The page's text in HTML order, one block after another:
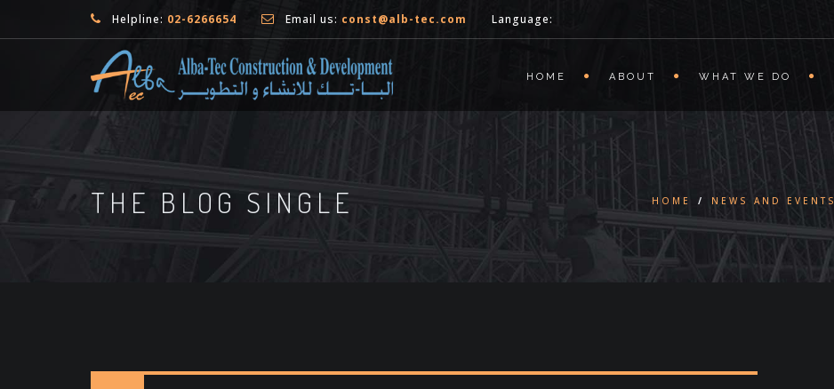
Helpline: 02-6266654 Email us: const@alb-tec.com Language:
HOME ABOUT WHAT WE DO
THE BLOG SINGLE HOME / NEWS AND EVENTS